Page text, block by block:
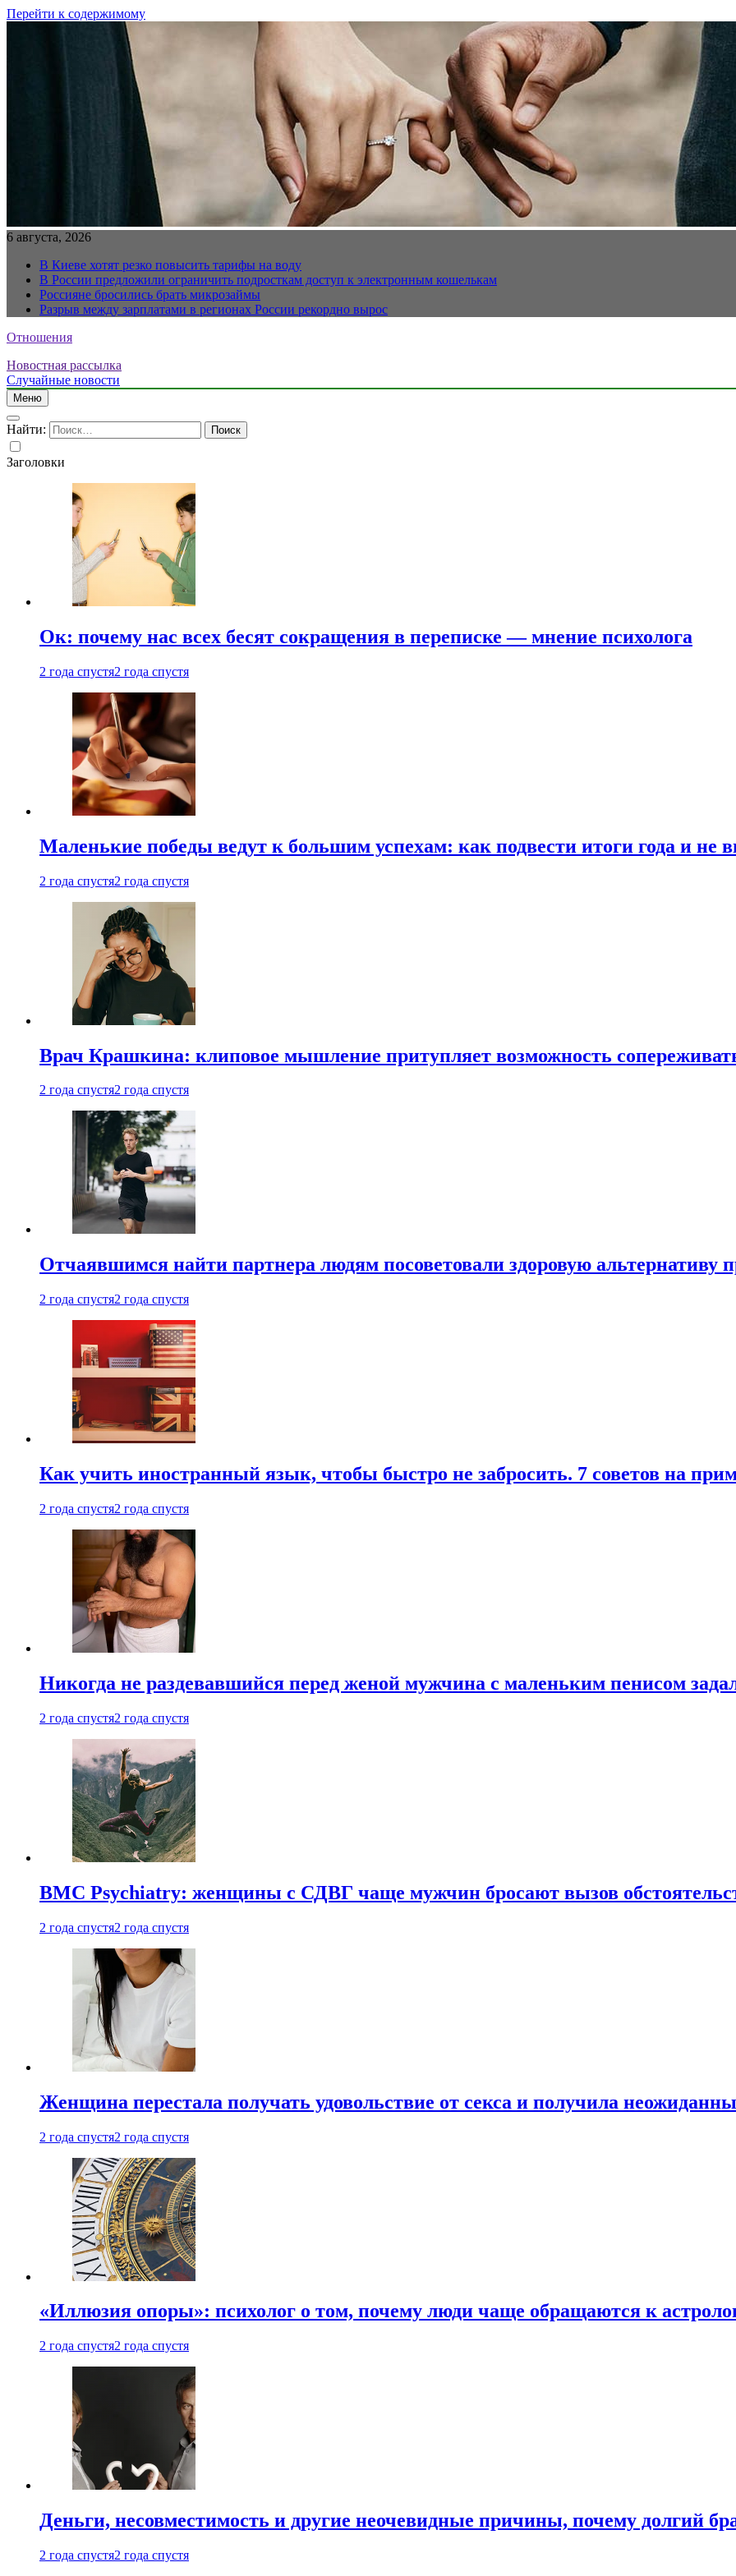
Перейти к содержимому
6 августа, 2026
В Киеве хотят резко повысить тарифы на воду
В России предложили ограничить подросткам доступ к электронным кошелькам
Россияне бросились брать микрозаймы
Разрыв между зарплатами в регионах России рекордно вырос
Отношения
Новостная рассылка
Случайные новости
Меню
Найти:
Заголовки
Ок: почему нас всех бесят сокращения в переписке — мнение психолога
2 года спустя2 года спустя
Маленькие победы ведут к большим успехам: как подвести итоги года и не
2 года спустя2 года спустя
Врач Крашкина: клиповое мышление притупляет возможность
2 года спустя2 года спустя
Отчаявшимся найти партнера людям посоветовали здоровую альтернативу
2 года спустя2 года спустя
Как учить иностранный язык, чтобы быстро не забросить. 7 советов на
2 года спустя2 года спустя
Никогда не раздевавшийся перед женой мужчина с маленьким пенисом
2 года спустя2 года спустя
BMC Psychiatry: женщины с СДВГ чаще мужчин бросают вызов
2 года спустя2 года спустя
Женщина перестала получать удовольствие от секса и получила
2 года спустя2 года спустя
«Иллюзия опоры»: психолог о том, почему люди чаще обращаются к
2 года спустя2 года спустя
Деньги, несовместимость и другие неочевидные причины, почему долгий
2 года спустя2 года спустя